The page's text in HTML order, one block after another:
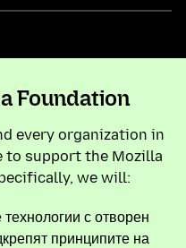
Foundation
every organization in
to support the Mozilla
we will:
с отворен
принципите на